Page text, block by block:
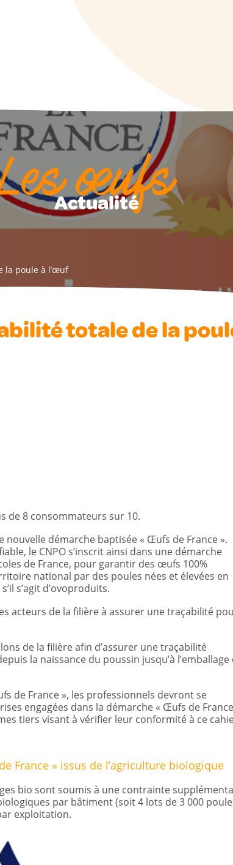
œufs
Actualité
la poule à l’œuf
totale de la
de 8 consommateurs sur 10.
démarche baptisée « Œufs de France ».
le CNPO s’inscrit ainsi dans une démarche
de France, pour garantir des œufs 100%
national par des poules nées et élevées en
s’agit d’ovoproduits.
acteurs de la filière à assurer une traçabilité
de la filière afin d’assurer une traçabilité
la naissance du poussin jusqu’à l’emballage
de France », les professionnels devront se
engagées dans la démarche « Œufs de
tiers visant à vérifier leur conformité à ce
France » issus de l’agriculture biologique
bio sont soumis à une contrainte
par bâtiment (soit 4 lots de 3 000
exploitation.